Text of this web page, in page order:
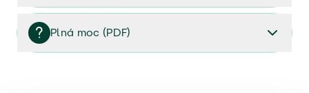
Veřejný příslib ke změnám pojištění (aktualizovaný)
Plná moc (PDF)